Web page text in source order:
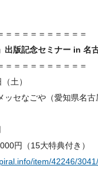
＝＝＝＝＝＝＝＝＝＝
出版記念セミナー in 名
＝＝＝＝＝＝＝＝＝＝
土）
ッセなごや（愛知県名古
円（15大特典付き）
item/42246/3041/